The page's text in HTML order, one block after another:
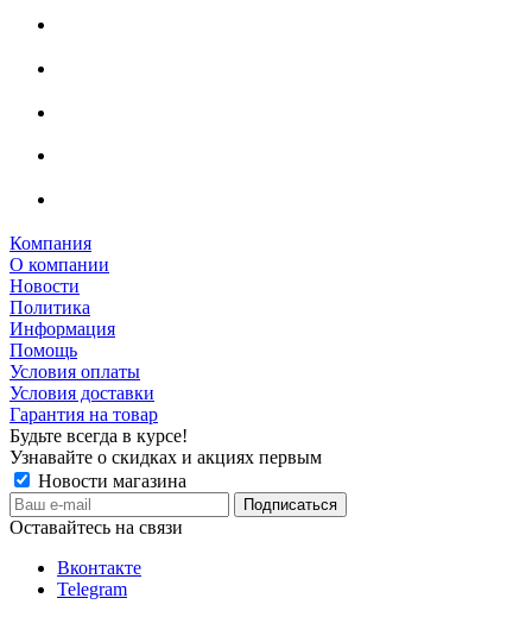
Компания
О компании
Новости
Политика
Информация
Помощь
Условия оплаты
Условия доставки
Гарантия на товар
Будьте всегда в курсе!
Узнавайте о скидках и акциях первым
Новости магазина
Оставайтесь на связи
Вконтакте
Telegram